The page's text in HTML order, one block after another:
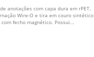
anotações com capa dura em rPET,
Wire-O e tira em couro sintético
com fecho magnético. Possui...